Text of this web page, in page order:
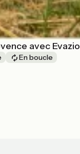
avec Evazio
En boucle